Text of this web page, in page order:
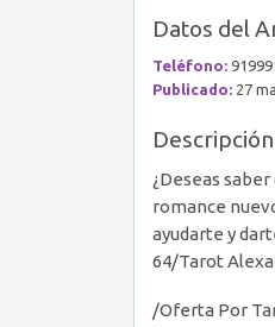
Datos del
Teléfono:
Publicado: 27
Descripción
¿Deseas
romance
ayudarte y
64/Tarot
/Oferta Por